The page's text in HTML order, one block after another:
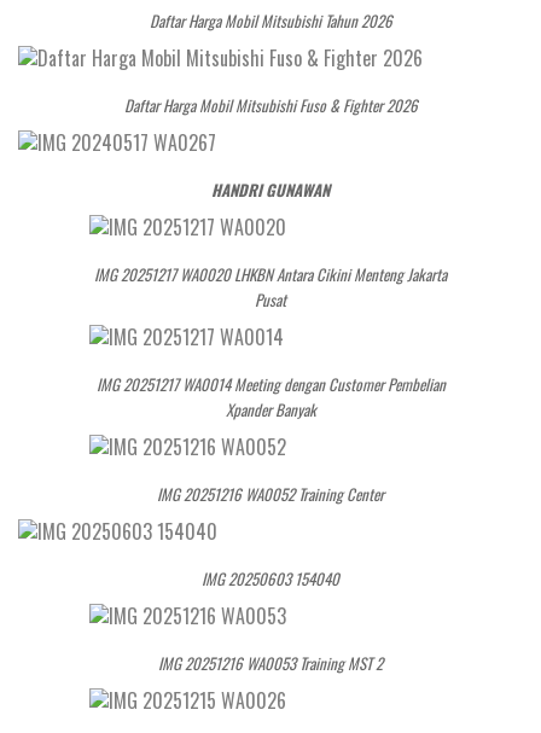
Daftar Harga Mobil Mitsubishi Tahun 2026
Daftar Harga Mobil Mitsubishi Fuso & Fighter 2026
HANDRI GUNAWAN
IMG 20251217 WA0020 LHKBN Antara Cikini Menteng Jakarta
Pusat
IMG 20251217 WA0014 Meeting dengan Customer Pembelian
Xpander Banyak
IMG 20251216 WA0052 Training Center
IMG 20250603 154040
IMG 20251216 WA0053 Training MST 2